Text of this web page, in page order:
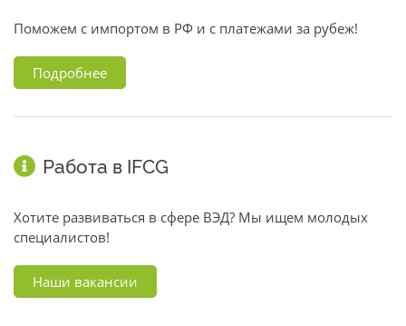
Поможем с импортом в РФ и с платежами за рубеж!
Подробнее
Работа в IFCG
Хотите развиваться в сфере ВЭД? Мы ищем молодых
специалистов!
Наши вакансии